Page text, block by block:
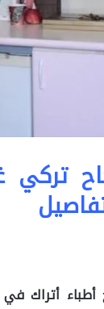
أطباء أتراك